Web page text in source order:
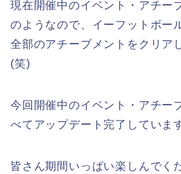
現在開催中のイベント・アチー
のようなので、イーフットボー
全部のアチーブメントをクリア
(笑)
今回開催中のイベント・アチー
べてアップデート完了していま
皆さん期間いっぱい楽しんでく